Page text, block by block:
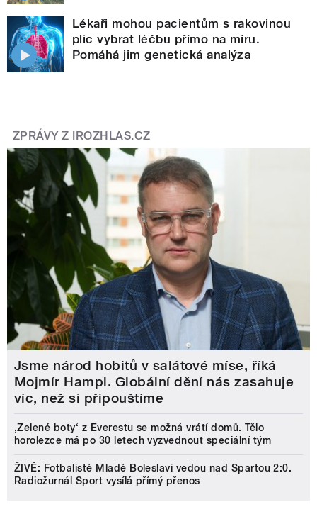
Lékaři mohou pacientům s rakovinou
plic vybrat léčbu přímo na míru.
Pomáhá jim genetická analýza
ZPRÁVY Z IROZHLAS.CZ
Jsme národ hobitů v salátové míse, říká
Mojmír Hampl. Globální dění nás zasahuje
víc, než si připouštíme
‚Zelené boty‘ z Everestu se možná vrátí domů. Tělo
horolezce má po 30 letech vyzvednout speciální tým
ŽIVĚ: Fotbalisté Mladé Boleslavi vedou nad Spartou 2:0.
Radiožurnál Sport vysílá přímý přenos